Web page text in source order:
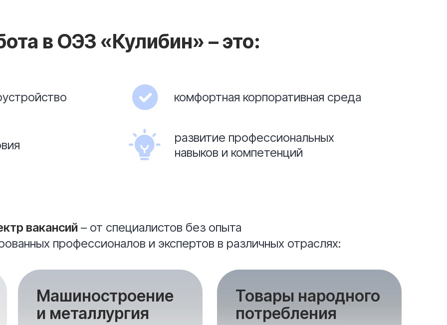
вакансий – от специалистов без опыта
профессионалов и экспертов в различных отраслях:
в ОЭЗ «Кулибин» – это:
Машиностроение
и металлургия
Товары народного
потребления
комфортная корпоративная среда
развитие профессиональных
навыков и компетенций